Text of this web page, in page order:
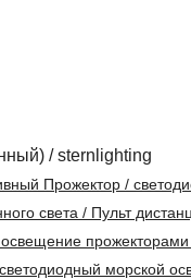
/ sternlighting
Прожектор /
света / Пульт
прожекторами
морской